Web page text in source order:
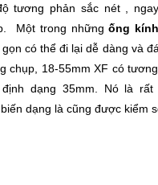
tương phản sắc nét ,
Một trong nhữngống
gọn có thể đi lại dễ dàng và
chụp, 18-55mm XF có
dạng 35mm. Nó là rất
dạng là cũng được kiểm